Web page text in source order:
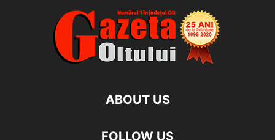
ABOUT US
FOLLOW US